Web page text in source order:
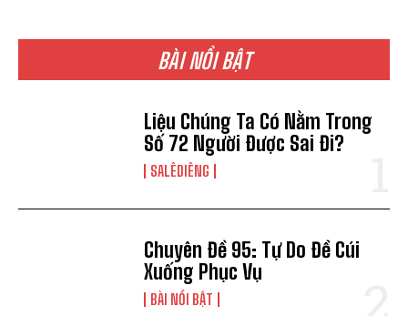
BÀI NỔI BẬT
Liệu Chúng Ta Có Nằm Trong
Số 72 Người Được Sai Đi?
SALÊDIÊNG
Chuyên Đề 95: Tự Do Để Cúi
Xuống Phục Vụ
BÀI NỔI BẬT